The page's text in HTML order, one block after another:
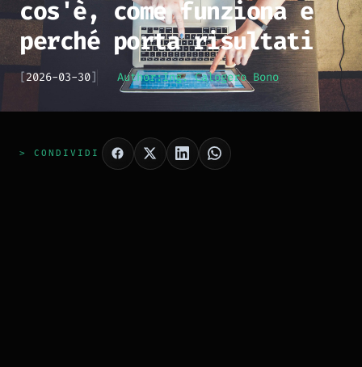
cos'è, come funziona e
perché porta risultati
[2026-03-30] Author:Ing. Calogero Bono
> CONDIVIDI